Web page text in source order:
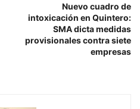
Nuevo cuadro de
intoxicación en Quintero:
SMA dicta medidas
provisionales contra siete
empresas